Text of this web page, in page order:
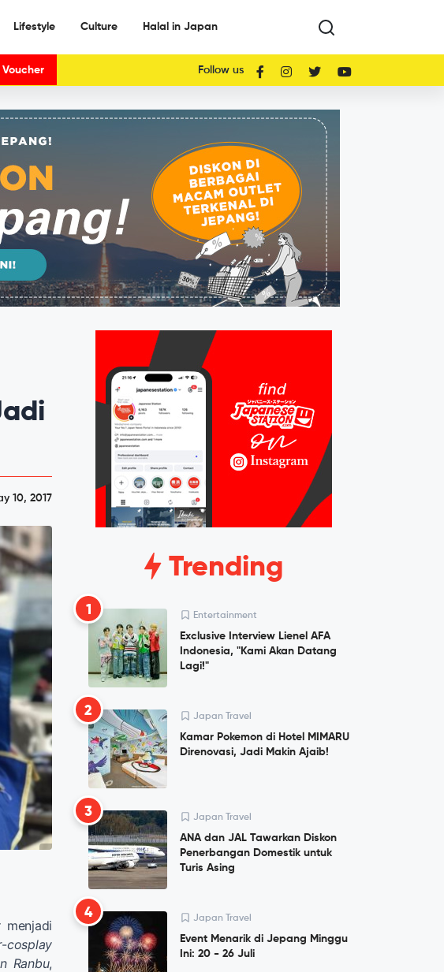
Lifestyle Culture Halal in Japan
Voucher Follow us
10, 2017
menjadi
cosplay
Ranbu,
Trending
1 Entertainment
Exclusive Interview Lienel AFA
Indonesia, "Kami Akan Datang
Lagi!"
2 Japan Travel
Kamar Pokemon di Hotel MIMARU
Direnovasi, Jadi Makin Ajaib!
3 Japan Travel
ANA dan JAL Tawarkan Diskon
Penerbangan Domestik untuk
Turis Asing
4 Japan Travel
Event Menarik di Jepang Minggu
Ini: 20 - 26 Juli